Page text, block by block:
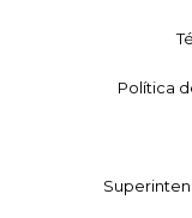
Política